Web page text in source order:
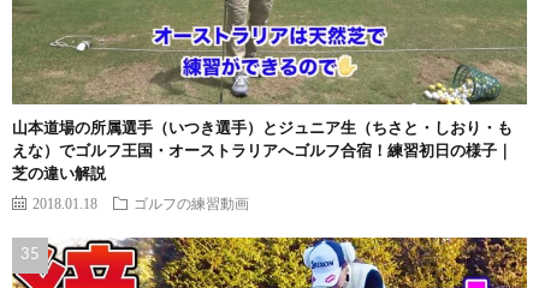
山本道場の所属選手（いつき選手）とジュニア生（ちさと・しおり・も
えな）でゴルフ王国・オーストラリアへゴルフ合宿！練習初日の様子｜
芝の違い解説
2018.01.18 ゴルフの練習動画